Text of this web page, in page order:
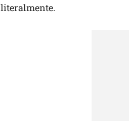
literalmente.